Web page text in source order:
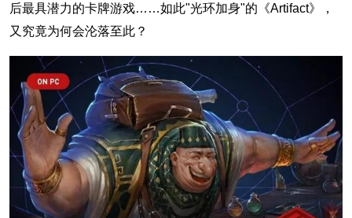
后最具潜力的卡牌游戏……如此"光环加身"的《Artifact》，
又究竟为何会沦落至此？